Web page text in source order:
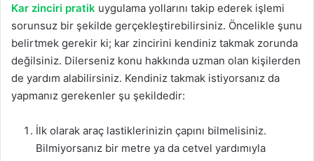
Kar zinciri pratik uygulama yollarını takip ederek işlemi
sorunsuz bir şekilde gerçekleştirebilirsiniz. Öncelikle şunu
belirtmek gerekir ki; kar zincirini kendiniz takmak zorunda
değilsiniz. Dilerseniz konu hakkında uzman olan kişilerden
de yardım alabilirsiniz. Kendiniz takmak istiyorsanız da
yapmanız gerekenler şu şekildedir:
İlk olarak araç lastiklerinizin çapını bilmelisiniz.
Bilmiyorsanız bir metre ya da cetvel yardımıyla